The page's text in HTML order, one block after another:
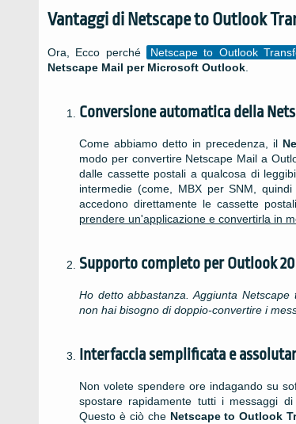
Vantaggi di Netscape to Outlook
Ora, Ecco perché Netscape to Outlook
Netscape Mail per Microsoft Outlook
Conversione automatica della
Come abbiamo detto in precedenza, il
modo per convertire Netscape Mail a
dalle cassette postali a qualcosa di
intermedie (come, MBX per SNM,
accedono direttamente le cassette
prendere un'applicazione e convertirla in
Supporto completo perOutlook
Ho detto abbastanza. Aggiunta Netscape
non hai bisogno di doppio-convertire i
Interfaccia semplificata e
Non volete spendere ore indagando su
spostare rapidamente tutti i messaggi di
Questo è ciò che Netscape to Outlook